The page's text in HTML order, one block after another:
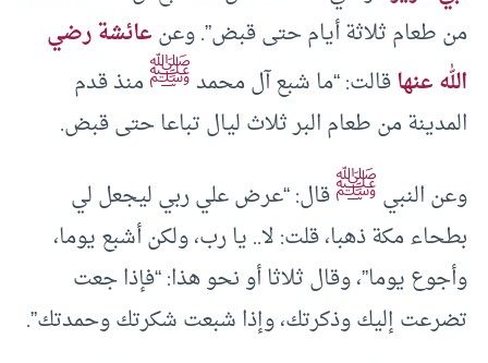
من طعام ثلاثة أيام حتى قبض”. وعنعائشة رضي
الله عنهاقالت: “ما شبع آل محمدﷺمنذ قدم
المدينة من طعام البر ثلاث ليال تباعا حتى قبض.
وعن النبيﷺقال: “عرض علي ربي ليجعل لي
بطحاء مكة ذهبا، قلت: لا.. يا رب، ولكن أشبع يوما،
وأجوع يوما”، وقال ثلاثا أو نحو هذا: “فإذا جعت
تضرعت إليك وذكرتك، وإذا شبعت شكرتك وحمدتك”.